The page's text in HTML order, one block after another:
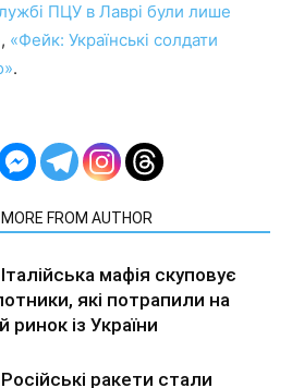
ПЦУ в Лаврі були лише
, «Фейк: Українські солдати
.
MORE FROM AUTHOR
мафія скуповує
які потрапили на
ринок із України
ракети стали